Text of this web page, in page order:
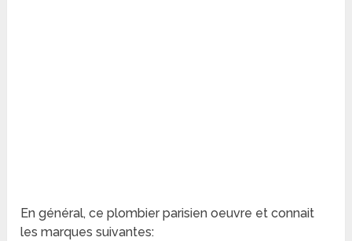
En général, ce plombier parisien oeuvre et connait
les marques suivantes: